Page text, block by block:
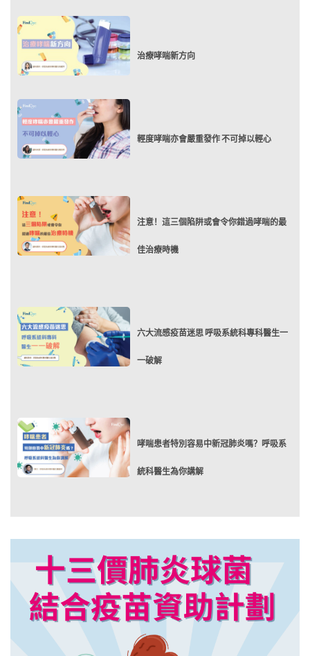
治療哮喘新方向
輕度哮喘亦會嚴重發作 不可掉以輕心
注意！這三個陷阱或會令你錯過哮喘的最
佳治療時機
六大流感疫苗迷思 呼吸系統科專科醫生一
一破解
哮喘患者特別容易中新冠肺炎嗎？呼吸系
統科醫生為你講解